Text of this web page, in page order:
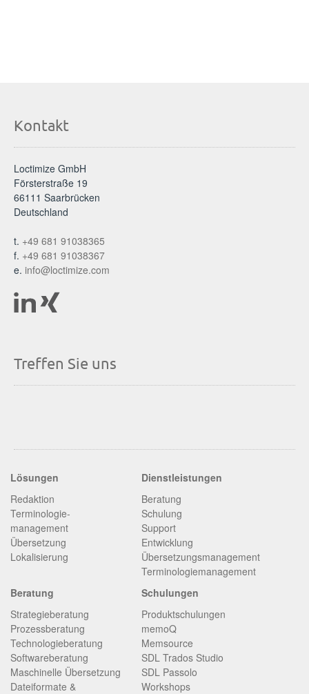
Kontakt
Loctimize GmbH
Försterstraße 19
66111 Saarbrücken
Deutschland
t. +49 681 91038365
f. +49 681 91038367
e. info@loctimize.com
Treffen Sie uns
Lösungen
Redaktion
Terminologie­
management
Übersetzung
Lokalisierung
Dienstleistungen
Beratung
Schulung
Support
Entwicklung
Übersetzungsmanagement
Terminologiemanagement
Beratung
Strategieberatung
Prozessberatung
Technologieberatung
Softwareberatung
Maschinelle Übersetzung
Dateiformate &
Schulungen
Produktschulungen
memoQ
Memsource
SDL Trados Studio
SDL Passolo
Workshops